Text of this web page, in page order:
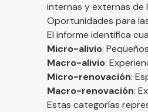
internas y externas de
Oportunidades para
El informe identifica
Micro-alivio:
Macro-alivio:
Micro-renovación:
Macro-renovación:
Estas categorías